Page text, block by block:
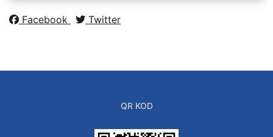
Facebook Twitter
QR KOD